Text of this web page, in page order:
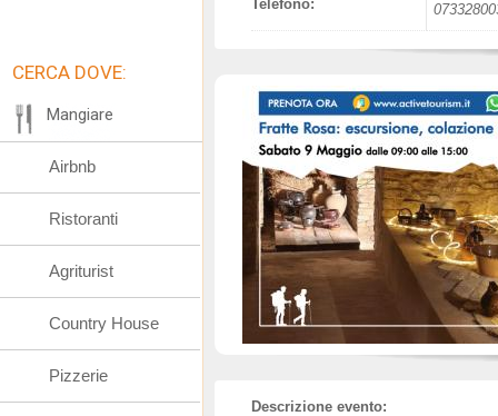
Telefono:
Descrizione evento:
CERCA DOVE:
Mangiare
Airbnb
Ristoranti
Agriturist
Country House
Pizzerie